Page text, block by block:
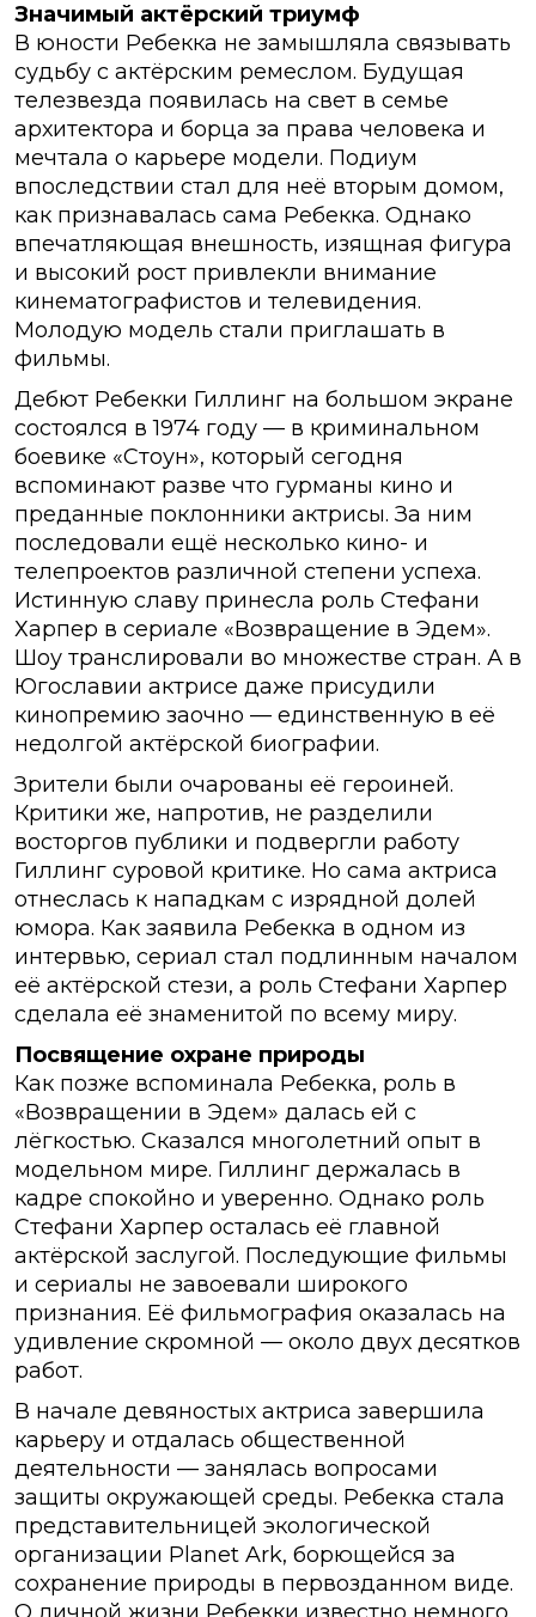
Значимый актёрский триумф
В юности Ребекка не замышляла связывать
судьбу с актёрским ремеслом. Будущая
телезвезда появилась на свет в семье
архитектора и борца за права человека и
мечтала о карьере модели. Подиум
впоследствии стал для неё вторым домом,
как признавалась сама Ребекка. Однако
впечатляющая внешность, изящная фигура
и высокий рост привлекли внимание
кинематографистов и телевидения.
Молодую модель стали приглашать в
фильмы.
Дебют Ребекки Гиллинг на большом экране
состоялся в 1974 году — в криминальном
боевике «Стоун», который сегодня
вспоминают разве что гурманы кино и
преданные поклонники актрисы. За ним
последовали ещё несколько кино- и
телепроектов различной степени успеха.
Истинную славу принесла роль Стефани
Харпер в сериале «Возвращение в Эдем».
Шоу транслировали во множестве стран. А в
Югославии актрисе даже присудили
кинопремию заочно — единственную в её
недолгой актёрской биографии.
Зрители были очарованы её героиней.
Критики же, напротив, не разделили
восторгов публики и подвергли работу
Гиллинг суровой критике. Но сама актриса
отнеслась к нападкам с изрядной долей
юмора. Как заявила Ребекка в одном из
интервью, сериал стал подлинным началом
её актёрской стези, а роль Стефани Харпер
сделала её знаменитой по всему миру.
Посвящение охране природы
Как позже вспоминала Ребекка, роль в
«Возвращении в Эдем» далась ей с
лёгкостью. Сказался многолетний опыт в
модельном мире. Гиллинг держалась в
кадре спокойно и уверенно. Однако роль
Стефани Харпер осталась её главной
актёрской заслугой. Последующие фильмы
и сериалы не завоевали широкого
признания. Её фильмография оказалась на
удивление скромной — около двух десятков
работ.
В начале девяностых актриса завершила
карьеру и отдалась общественной
деятельности — занялась вопросами
защиты окружающей среды. Ребекка стала
представительницей экологической
организации Planet Ark, борющейся за
сохранение природы в первозданном виде.